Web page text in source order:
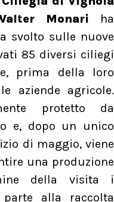
Monari ha
svolto sulle nuove
85 diversi ciliegi
prima della loro
aziende agricole.
protetto da
e, dopo un unico
di maggio, viene
una produzione
della visita i
alla raccolta